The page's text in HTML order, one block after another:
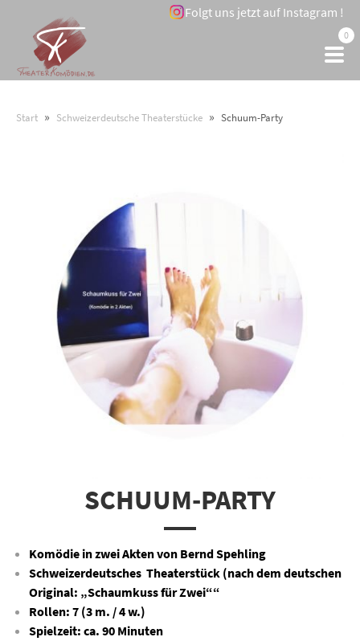
Folgt uns jetzt auf Instagram !
0
Start » Schweizerdeutsche Theaterstücke » Schuum-Party
SCHUUM-PARTY
Komödie in zwei Akten von Bernd Spehling
Schweizerdeutsches Theaterstück (nach dem deutschen
Original: „Schaumkuss für Zwei““
Rollen: 7 (3 m. / 4 w.)
Spielzeit: ca. 90 Minuten